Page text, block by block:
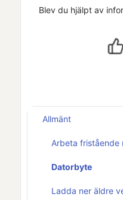
Blev du hjälpt av
Allmänt
Arbeta fristående
Datorbyte
Ladda ner äldre